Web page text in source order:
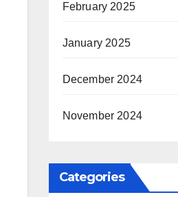
February 2025
January 2025
December 2024
November 2024
Categories